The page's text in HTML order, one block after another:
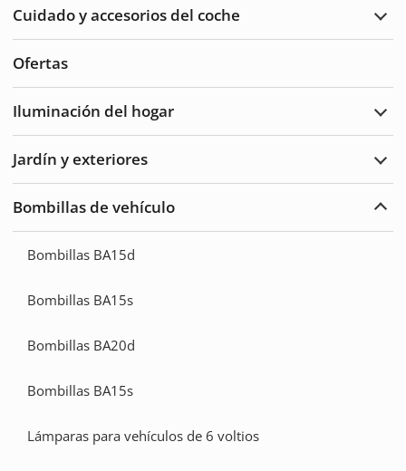
Cuidado y accesorios del coche
Ofertas
Iluminación del hogar
Jardín y exteriores
Bombillas de vehículo
Bombillas BA15d
Bombillas BA15s
Bombillas BA20d
Bombillas BA15s
Lámparas para vehículos de 6 voltios